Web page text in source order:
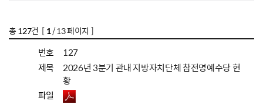
총 127건 [ 1/ 13 페이지 ]
번호
127
제목
2026년 3분기 관내 지방자치단체 참전명예수당 현
황
파일